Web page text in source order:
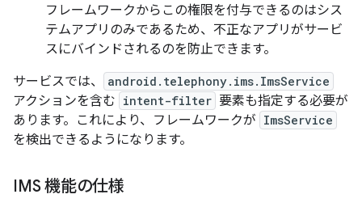
フレームワークからこの権限を付与できるのはシス
テムアプリのみであるため、不正なアプリがサービ
スにバインドされるのを防止できます。
サービスでは、
android.telephony.ims.ImsService
アクションを含む intent-filter 要素も指定する必要が
あります。これにより、フレームワークが ImsService
を検出できるようになります。
IMS 機能の仕様